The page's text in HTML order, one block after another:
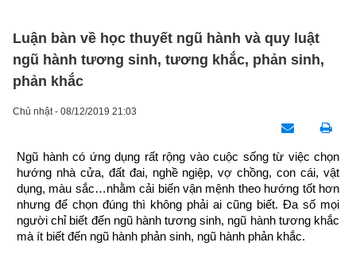
Luận bàn về học thuyết ngũ hành và quy luật
ngũ hành tương sinh, tương khắc, phản sinh,
phản khắc
Chủ nhật - 08/12/2019 21:03
Ngũ hành có ứng dụng rất rộng vào cuộc sống từ việc chọn
hướng nhà cửa, đất đai, nghề ngiệp, vợ chồng, con cái, vật
dụng, màu sắc…nhằm cải biến vận mệnh theo hướng tốt hơn
nhưng để chọn đúng thì không phải ai cũng biết. Đa số mọi
người chỉ biết đến ngũ hành tương sinh, ngũ hành tương khắc
mà ít biết đến ngũ hành phản sinh, ngũ hành phản khắc.